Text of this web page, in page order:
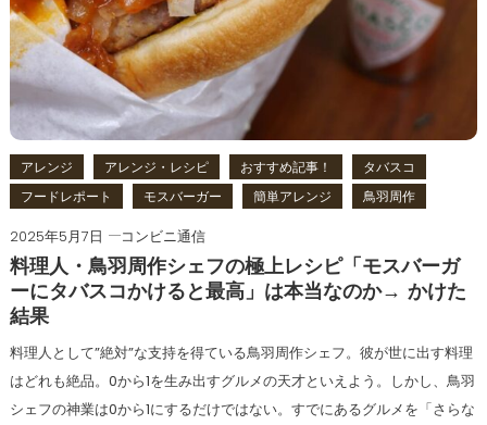
アレンジ アレンジ・レシピ おすすめ記事！
タバスコ
フードレポート
モスバーガー 簡単アレンジ 鳥羽周作
2025年5月7日
コンビニ通信
料理人・鳥羽周作シェフの極上レシピ「モスバーガ
ーにタバスコかけると最高」は本当なのか→ かけた
結果
料理人として”絶対”な支持を得ている鳥羽周作シェフ。彼が世に出す料理
はどれも絶品。0から1を生み出すグルメの天才といえよう。しかし、鳥羽
シェフの神業は0から1にするだけではない。すでにあるグルメを「さらな